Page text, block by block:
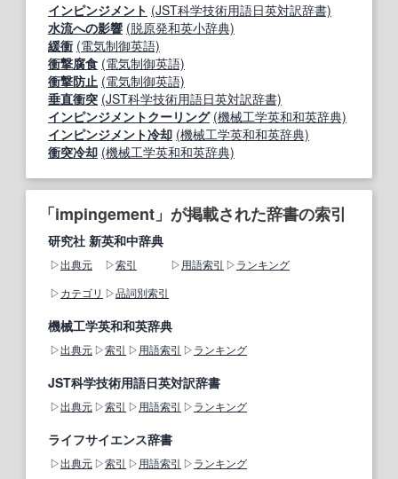
インピンジメント (JST科学技術用語日英対訳辞書)
水流への影響 (脱原発和英小辞典)
緩衝 (電気制御英語)
衝撃腐食 (電気制御英語)
衝撃防止 (電気制御英語)
垂直衝突 (JST科学技術用語日英対訳辞書)
インピンジメントクーリング (機械工学英和和英辞典)
インピンジメント冷却 (機械工学英和和英辞典)
衝突冷却 (機械工学英和和英辞典)
「impingement」が掲載された辞書の索引
研究社 新英和中辞典
出典元 索引 用語索引
ランキング
カテゴリ
品詞別索引
機械工学英和和英辞典
出典元 索引 用語索引 ランキング
JST科学技術用語日英対訳辞書
出典元 索引 用語索引 ランキング
ライフサイエンス辞書
出典元 索引 用語索引 ランキング